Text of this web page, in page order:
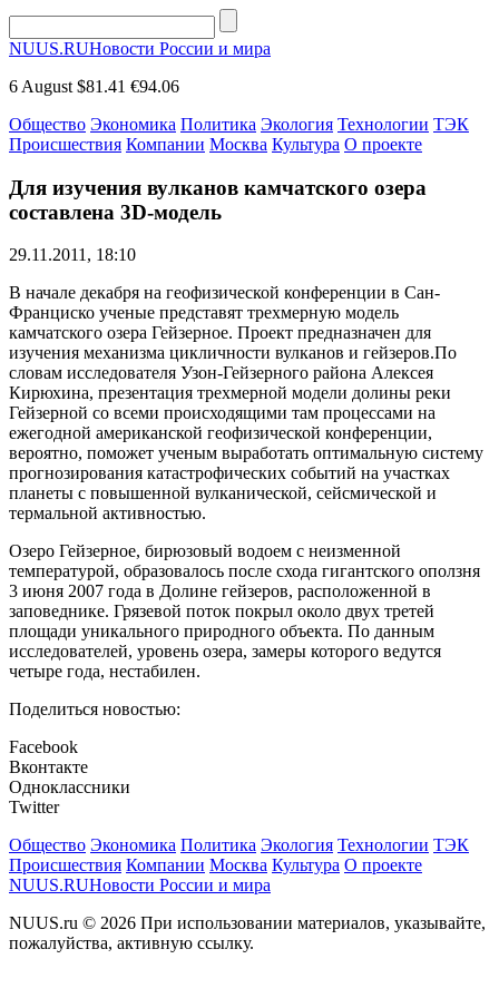
NUUS.RUНовости России и мира
6 August $81.41 €94.06
Общество Экономика Политика Экология Технологии ТЭК
Происшествия Компании Москва Культура О проекте
Для изучения вулканов камчатского озера
составлена 3D-модель
29.11.2011, 18:10
В начале декабря на геофизической конференции в Сан-
Франциско ученые представят трехмерную модель
камчатского озера Гейзерное. Проект предназначен для
изучения механизма цикличности вулканов и гейзеров.По
словам исследователя Узон-Гейзерного района Алексея
Кирюхина, презентация трехмерной модели долины реки
Гейзерной со всеми происходящими там процессами на
ежегодной американской геофизической конференции,
вероятно, поможет ученым выработать оптимальную систему
прогнозирования катастрофических событий на участках
планеты с повышенной вулканической, сейсмической и
термальной активностью.
Озеро Гейзерное, бирюзовый водоем с неизменной
температурой, образовалось после схода гигантского оползня
3 июня 2007 года в Долине гейзеров, расположенной в
заповеднике. Грязевой поток покрыл около двух третей
площади уникального природного объекта. По данным
исследователей, уровень озера, замеры которого ведутся
четыре года, нестабилен.
Поделиться новостью:
Facebook
Вконтакте
Одноклассники
Twitter
Общество Экономика Политика Экология Технологии ТЭК
Происшествия Компании Москва Культура О проекте
NUUS.RUНовости России и мира
NUUS.ru © 2026 При использовании материалов, указывайте,
пожалуйства, активную ссылку.